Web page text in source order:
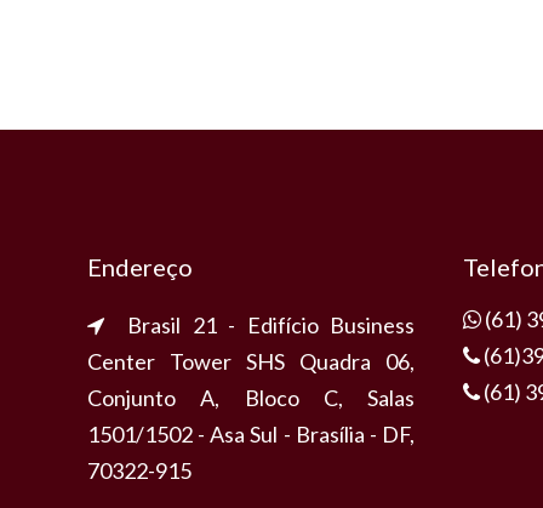
Endereço
Brasil 21 - Edifício Business
Center Tower SHS Quadra 06,
Conjunto A, Bloco C, Salas
1501/1502 - Asa Sul - Brasília - DF,
70322-915
(61)
(61)